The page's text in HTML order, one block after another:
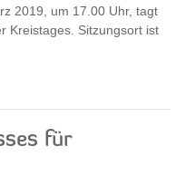
2019, um 17.00 Uhr, tagt
Kreistages. Sitzungsort ist
für